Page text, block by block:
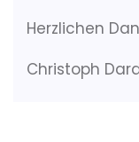
Herzlichen
Christoph